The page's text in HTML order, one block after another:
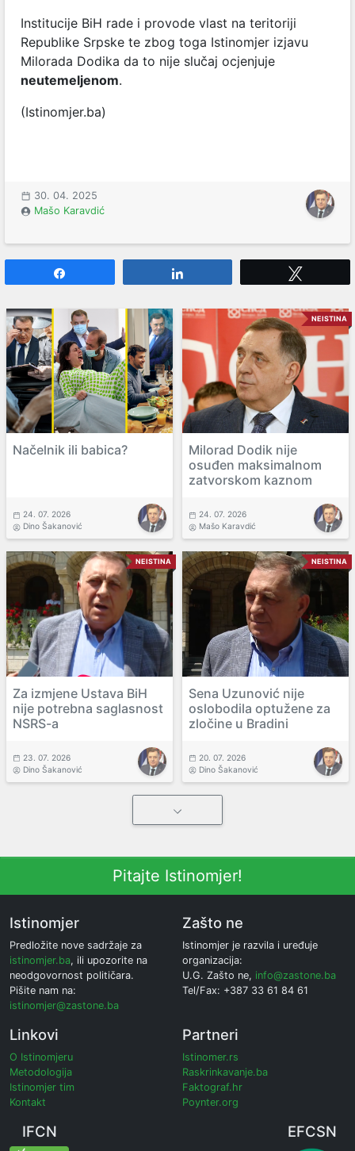
Institucije BiH rade i provode vlast na teritoriji
Republike Srpske te zbog toga Istinomjer izjavu
Milorada Dodika da to nije slučaj ocjenjuje
neutemeljenom.
(Istinomjer.ba)
30. 04. 2025
Mašo Karavdić
Načelnik ili babica?
24. 07. 2026
Dino Šakanović
NEISTINA
Milorad Dodik nije
osuđen maksimalnom
zatvorskom kaznom
24. 07. 2026
Mašo Karavdić
NEISTINA
Za izmjene Ustava BiH
nije potrebna saglasnost
NSRS-a
23. 07. 2026
Dino Šakanović
NEISTINA
Sena Uzunović nije
oslobodila optužene za
zločine u Bradini
20. 07. 2026
Dino Šakanović
Pitajte Istinomjer!
Istinomjer
Predložite nove sadržaje za
istinomjer.ba, ili upozorite na
neodgovornost političara.
Pišite nam na:
istinomjer@zastone.ba
Zašto ne
Istinomjer je razvila i uređuje
organizacija:
U.G. Zašto ne, info@zastone.ba
Tel/Fax: +387 33 61 84 61
Linkovi
O Istinomjeru
Metodologija
Istinomjer tim
Kontakt
Partneri
Istinomer.rs
Raskrinkavanje.ba
Faktograf.hr
Poynter.org
IFCN EFCSN